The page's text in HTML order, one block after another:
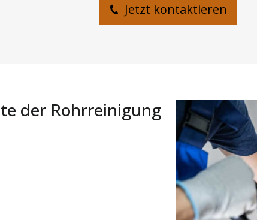
Jetzt kontaktieren
der Rohrreinigung